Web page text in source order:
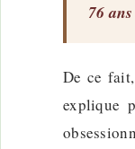
76 ans
De ce
explique